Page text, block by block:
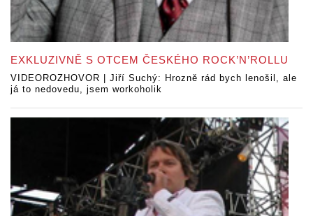
EXKLUZIVNĚ S OTCEM ČESKÉHO ROCK’N’ROLLU
VIDEOROZHOVOR | Jiří Suchý: Hrozně rád bych lenošil, ale
já to nedovedu, jsem workoholik